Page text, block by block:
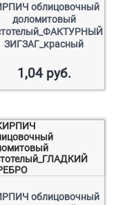
облицовочный
доломитовый
ЗИГЗАГ_красный
1,04 руб.
облицовочный